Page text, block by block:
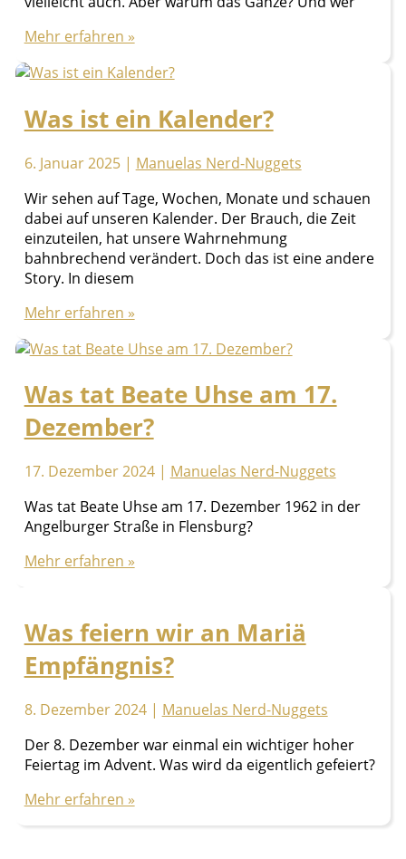
Valentin
Terni
Mehr erfahren »
Was ist ein Kalender?
6. Januar 2025 | Manuelas Nerd-Nuggets
Wir sehen auf Tage, Wochen, Monate und schauen
dabei auf unseren Kalender. Der Brauch, die Zeit
einzuteilen, hat unsere Wahrnehmung
bahnbrechend verändert. Doch das ist eine andere
Story. In diesem
Was
ein
Mehr erfahren »
Was tat Beate Uhse am 17.
Dezember?
17. Dezember 2024 | Manuelas Nerd-Nuggets
Was tat Beate Uhse am 17. Dezember 1962 in der
Angelburger Straße in Flensburg?
Was
Uhse
am
17.
Dezember?
Mehr erfahren »
Was feiern wir an Mariä
Empfängnis?
8. Dezember 2024 | Manuelas Nerd-Nuggets
Der 8. Dezember war einmal ein wichtiger hoher
Feiertag im Advent. Was wird da eigentlich gefeiert?
Was
Mehr erfahren »